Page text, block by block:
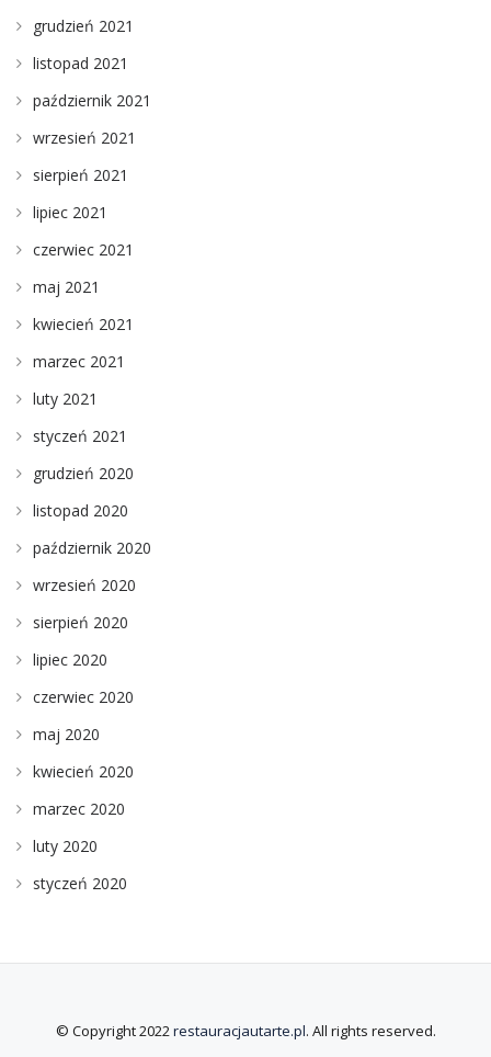
grudzień 2021
listopad 2021
październik 2021
wrzesień 2021
sierpień 2021
lipiec 2021
czerwiec 2021
maj 2021
kwiecień 2021
marzec 2021
luty 2021
styczeń 2021
grudzień 2020
listopad 2020
październik 2020
wrzesień 2020
sierpień 2020
lipiec 2020
czerwiec 2020
maj 2020
kwiecień 2020
marzec 2020
luty 2020
styczeń 2020
© Copyright 2022restauracjautarte.pl. All rights reserved.